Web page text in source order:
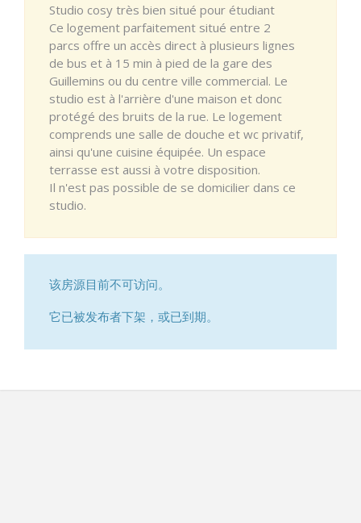
Studio cosy très bien situé pour étudiant
Ce logement parfaitement situé entre 2
parcs offre un accès direct à plusieurs lignes
de bus et à 15 min à pied de la gare des
Guillemins ou du centre ville commercial. Le
studio est à l'arrière d'une maison et donc
protégé des bruits de la rue. Le logement
comprends une salle de douche et wc privatif,
ainsi qu'une cuisine équipée. Un espace
terrasse est aussi à votre disposition.
Il n'est pas possible de se domicilier dans ce
studio.
该房源目前不可访问。
它已被发布者下架，或已到期。